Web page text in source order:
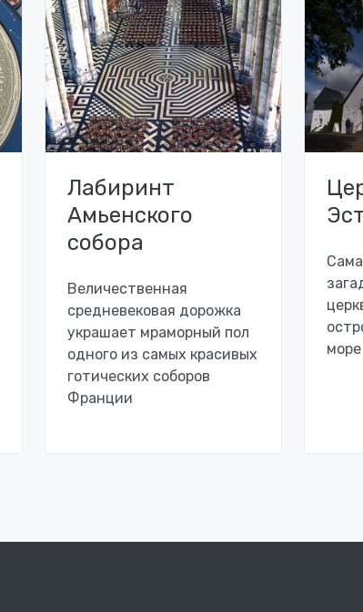
Лабиринт
Амьенского
собора
Величественная
средневековая дорожка
украшает мраморный пол
одного из самых красивых
готических соборов
Франции
море